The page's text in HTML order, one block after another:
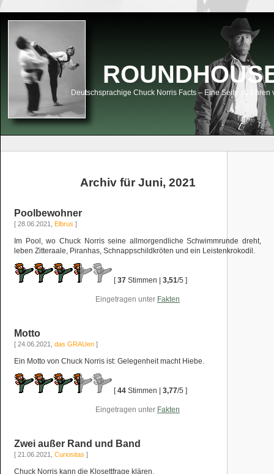
Deutschsprachige Chuck Norris Facts – Eine Seite zu
Archiv für Juni, 2021
Poolbewohner
[ 28.06.2021,Elbrus ]
Im Pool, wo Chuck Norris seine allmorgendliche Schwimmrunde dreht,
leben Zitteraale, Piranhas, Schnappschildkröten und ein Leistenkrokodil.
[37 Stimmen |3,51/5 ]
Eingetragen unter Fakten
Motto
[ 24.06.2021,das GRAUen ]
Ein Motto von Chuck Norris ist: Gelegenheit macht Hiebe.
[44 Stimmen |3,77/5 ]
Eingetragen unter Fakten
Zwei außer Rand und Band
[ 21.06.2021,Curiositas ]
Chuck Norris kann die Klosettfrage klären.